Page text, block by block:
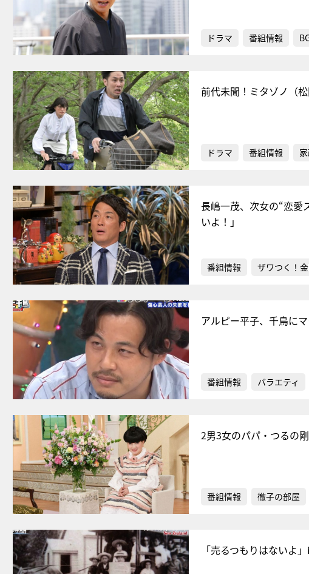
ドラマ 番組情報
前代未聞！ミタゾノ（
ドラマ 番組情報
長嶋一茂、次女の“恋愛
いよ！」
番組情報 ザワつく！
アルピー平子、千鳥に
番組情報 バラエティ
2男3女のパパ・つるの
番組情報 徹子の部屋
「売るつもりはないよ